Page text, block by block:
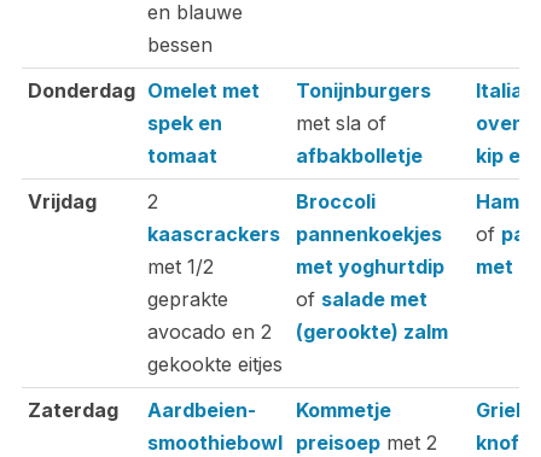
en blauwe
bessen
Donderdag Omelet met
spek en
tomaat
Tonijnburgers
met sla of
afbakbolletje
kip en
Vrijdag
2
kaascrackers
met 1/2
geprakte
avocado en 2
gekookte eitjes
Broccoli
pannenkoekjes
met yoghurtdip
of salade met
(gerookte) zalm
of
met
Zaterdag
Aardbeien-
smoothiebowl
Kommetje
preisoepmet 2